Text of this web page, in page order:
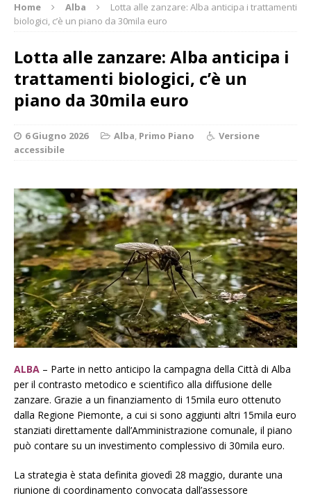
Home Alba
Lotta alle zanzare: Alba anticipa i trattamenti
biologici, c’è un piano da 30mila euro
Lotta alle zanzare: Alba anticipa i
trattamenti biologici, c’è un
piano da 30mila euro
6 Giugno 2026 Alba, Primo Piano
Versione
accessibile
ALBA – Parte in netto anticipo la campagna della Città di Alba
per il contrasto metodico e scientifico alla diffusione delle
zanzare. Grazie a un finanziamento di 15mila euro ottenuto
dalla Regione Piemonte, a cui si sono aggiunti altri 15mila euro
stanziati direttamente dall’Amministrazione comunale, il piano
può contare su un investimento complessivo di 30mila euro.
La strategia è stata definita giovedì 28 maggio, durante una
riunione di coordinamento convocata dall’assessore